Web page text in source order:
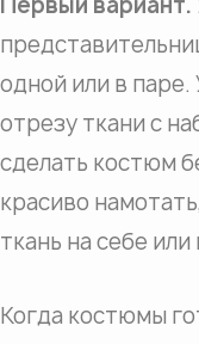
одной или в
отрезу ткани с
сделать костюм
красиво
ткань на себе
Когда костюмы